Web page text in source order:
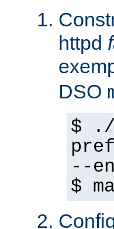
httpd
DSO
$ ./
--
$